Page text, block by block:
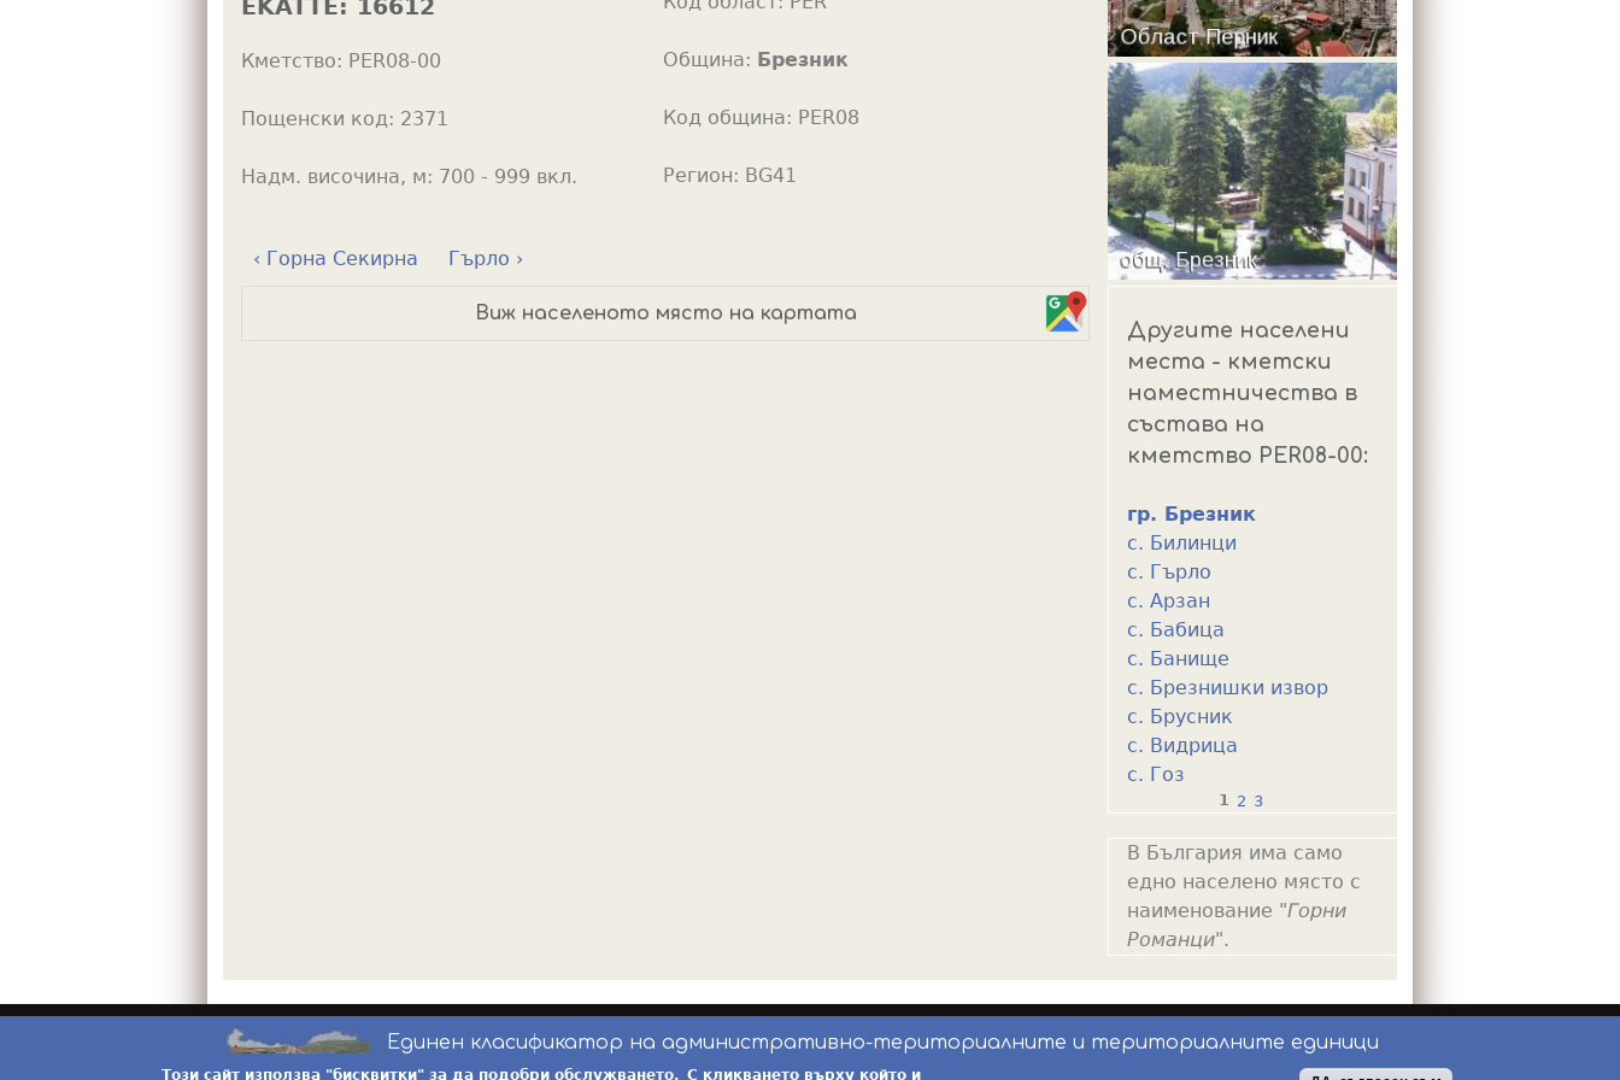
EKATTE: 16612
Кметство: PER08-00
Пощенски код: 2371
Надм. височина, м: 700 - 999 вкл.
Община: Брезник
Код община: PER08
Регион: BG41
‹ Горна Секирна Гърло ›
Виж населеното място на картата
Другите населени
места - кметски
наместничества в
състава на
кметство PER08-00:
гр. Брезник
с. Билинци
с. Гърло
с. Арзан
с. Бабица
с. Банище
с. Брезнишки извор
с. Брусник
с. Видрица
с. Гоз
a
g
e
s
1 2 3
В България има само
едно населено място с
наименование "Горни
Романци".
Единен класификатор на административно-териториалните и териториалните единици
инж. Бойчо Добрев -ekatte.com
Този сайт използва "бисквитки" за да подобри обслужването. С кликването върху който и